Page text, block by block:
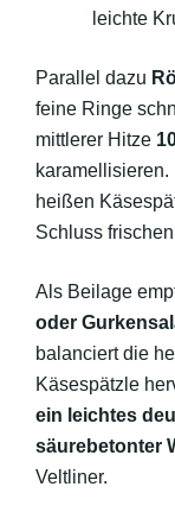
leichte
Parallel dazu
feine Ringe
mittlerer Hitze
heißen
Schluss
Als Beilage
oder
balanciert die
Käsespätzle
ein leichtes
säurebetonter
Veltliner.